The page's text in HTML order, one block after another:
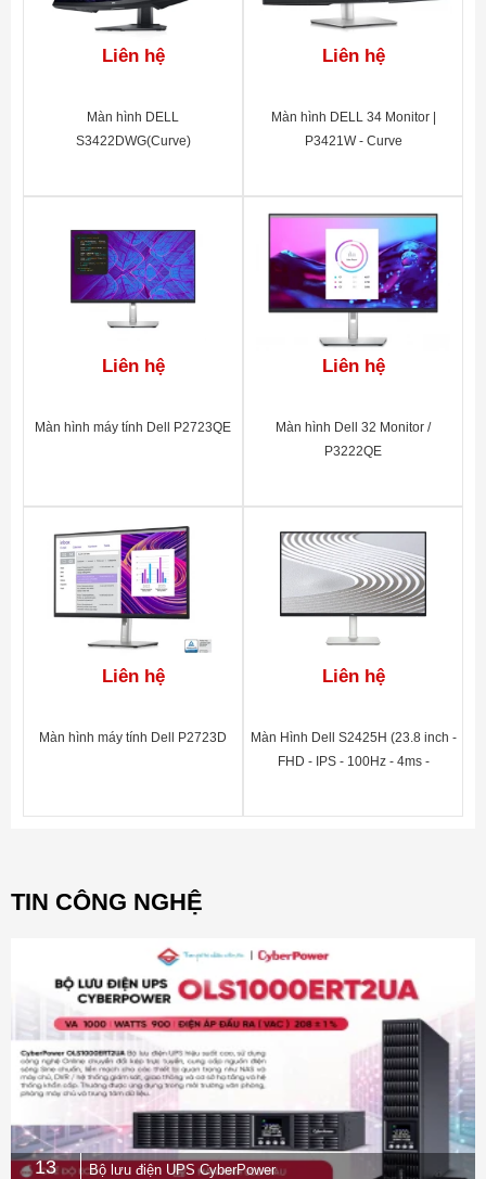
Liên hệ
Màn hình DELL
S3422DWG(Curve)
Liên hệ
Màn hình DELL 34 Monitor |
P3421W - Curve
Liên hệ
Màn hình máy tính Dell P2723QE
Liên hệ
Màn hình Dell 32 Monitor /
P3222QE
Liên hệ
Màn hình máy tính Dell P2723D
Liên hệ
Màn Hình Dell S2425H (23.8 inch -
FHD - IPS - 100Hz - 4ms -
TIN CÔNG NGHỆ
13
Bộ lưu điện UPS CyberPower